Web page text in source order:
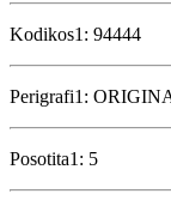
Kodikos1: 94444
Perigrafi1:
Posotita1: 5